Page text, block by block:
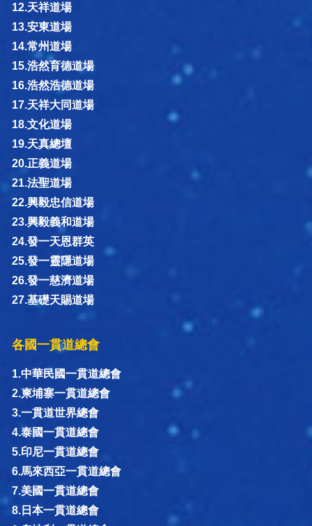
12.天祥道場
13.安東道場
14.常州道場
15.浩然育德道場
16.浩然浩德道場
17.天祥大同道場
18.文化道場
19.天真總壇
20.正義道場
21.法聖道場
22.興毅忠信道場
23.興毅義和道場
24.發一天恩群英
25.發一靈隱道場
26.發一慈濟道場
27.基礎天賜道場
各國一貫道總會
1.中華民國一貫道總會
2.柬埔寨一貫道總會
3.一貫道世界總會
4.泰國一貫道總會
5.印尼一貫道總會
6.馬來西亞一貫道總會
7.美國一貫道總會
8.日本一貫道總會